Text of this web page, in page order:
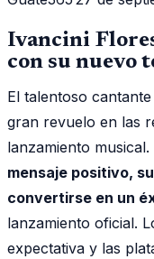
Ivancini
con su nuevo
El talentoso cantante
gran revuelo en las
lanzamiento musical.
mensaje positivo,
convertirse en un
lanzamiento oficial.
expectativa y las